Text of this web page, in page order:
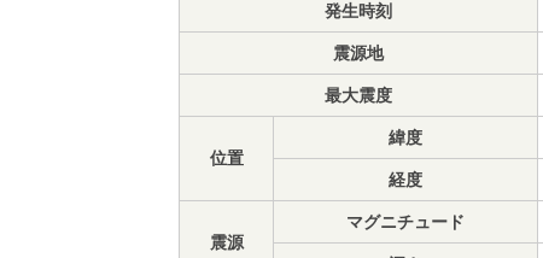
発生時刻
震源地
最大震度
位置
緯度
経度
震源
マグニチュード